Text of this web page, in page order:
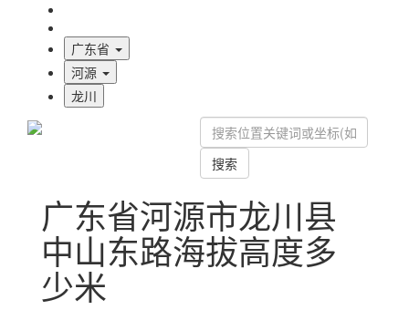
广东省
河源
龙川
搜索
广东省河源市龙川县
中山东路海拔高度多
少米